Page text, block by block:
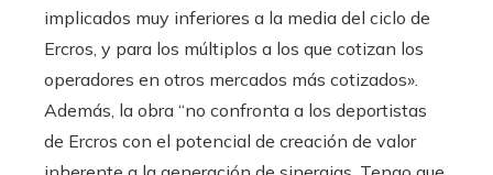
implicados muy inferiores a la media del ciclo de
Ercros, y para los múltiplos a los que cotizan los
operadores en otros mercados más cotizados».
Además, la obra “no confronta a los deportistas
de Ercros con el potencial de creación de valor